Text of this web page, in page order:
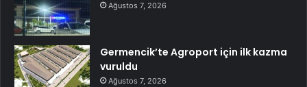
Ağustos 7, 2026
Germencik’te Agroport için ilk kazma
vuruldu
Ağustos 7, 2026